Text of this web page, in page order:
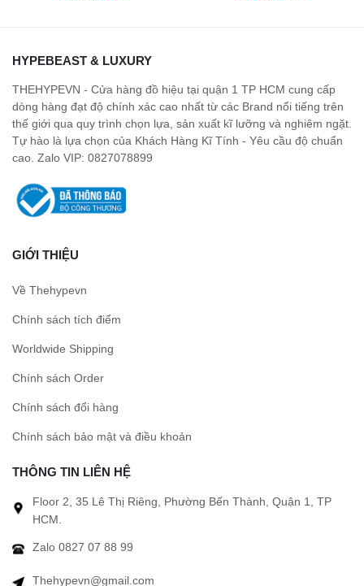
HYPEBEAST & LUXURY
THEHYPEVN - Cửa hàng đồ hiệu tại quận 1 TP HCM cung cấp
dòng hàng đạt độ chính xác cao nhất từ các Brand nổi tiếng trên
thế giới qua quy trình chọn lựa, sản xuất kĩ lưỡng và nghiêm ngặt.
Tự hào là lựa chọn của Khách Hàng Kĩ Tính - Yêu cầu độ chuẩn
cao. Zalo VIP: 0827078899
GIỚI THIỆU
Về Thehypevn
Chính sách tích điểm
Worldwide Shipping
Chính sách Order
Chính sách đổi hàng
Chính sách bảo mật và điều khoản
THÔNG TIN LIÊN HỆ
Floor 2, 35 Lê Thị Riêng, Phường Bến Thành, Quận 1, TP
HCM.
Zalo 0827 07 88 99
Thehypevn@gmail.com